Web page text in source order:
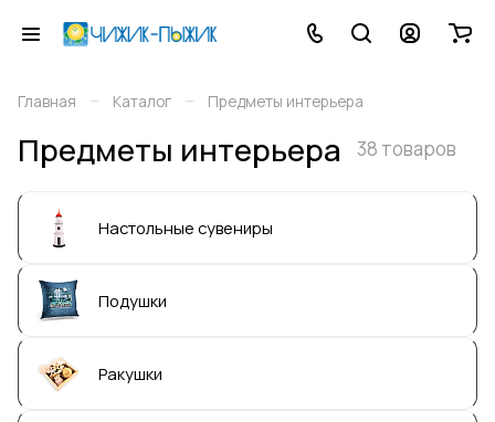
Главная – Каталог – Предметы интерьера
Предметы интерьера 38 товаров
Настольные сувениры
Подушки
Ракушки